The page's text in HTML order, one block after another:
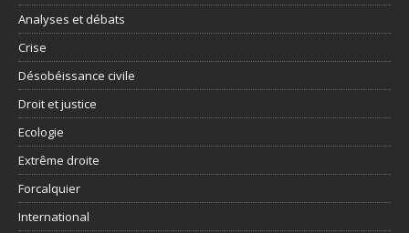
Analyses et débats
Crise
Désobéissance civile
Droit et justice
Ecologie
Extrême droite
Forcalquier
International